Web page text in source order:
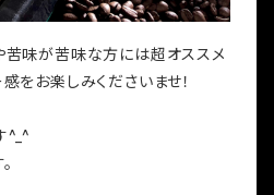
苦味が苦味な方には超オススメ
をお楽しみくださいませ！
^_^